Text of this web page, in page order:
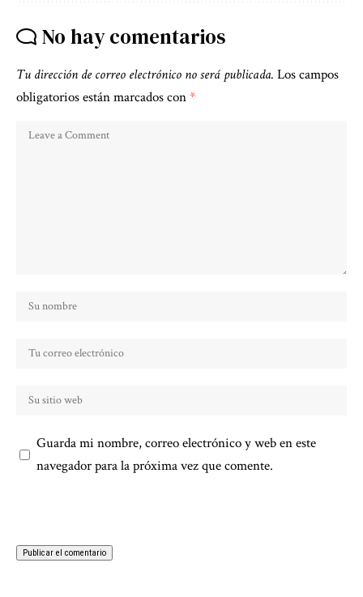
No hay comentarios
Tu dirección de correo electrónico no será publicada. Los campos
obligatorios están marcados con*
Guarda mi nombre, correo electrónico y web en este
navegador para la próxima vez que comente.